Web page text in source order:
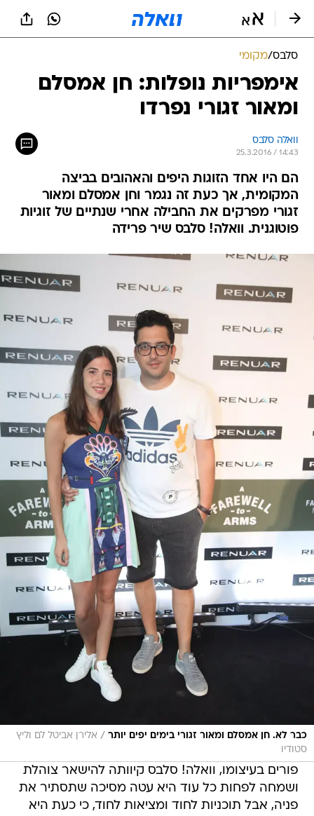
סלבס/מקומי
אימפריות נופלות: חן אמסלם
ומאור זגורי נפרדו
וואלה סלבס
25.3.2016 / 14:43
הם היו אחד הזוגות היפים והאהובים בביצה
המקומית, אך כעת זה נגמר וחן אמסלם ומאור
זגורי מפרקים את החבילה אחרי שנתיים של זוגיות
פוטוגנית. וואלה! סלבס שיר פרידה
כבר לא. חן אמסלם ומאור זגורי בימים יפים יותר / אלירן אביטל לם וליץ
סטודיו
פורים בעיצומו, וואלה! סלבס קיוותה להישאר צוהלת
ושמחה לפחות כל עוד היא עטה מסיכה שתסתיר את
פניה, אבל תוכניות לחוד ומציאות לחוד, כי כעת היא